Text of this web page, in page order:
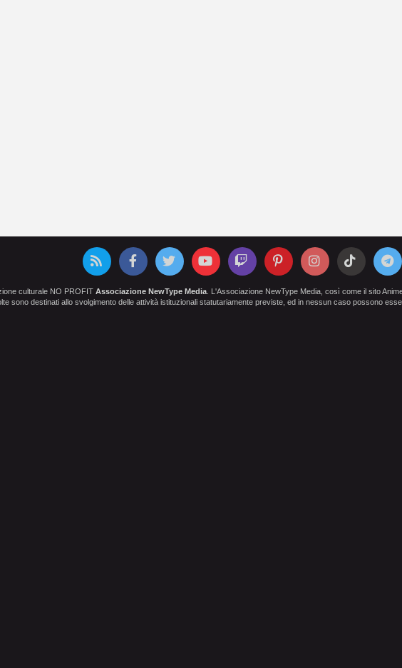
culturale NO PROFIT Associazione NewType Media. L'Associazione NewType Media, così come il sito
sono destinati allo svolgimento delle attività istituzionali statutariamente previste, ed in nessun caso possono